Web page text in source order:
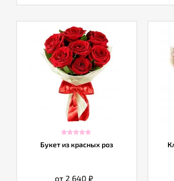
Букет из красных роз
от 2 640 ₽